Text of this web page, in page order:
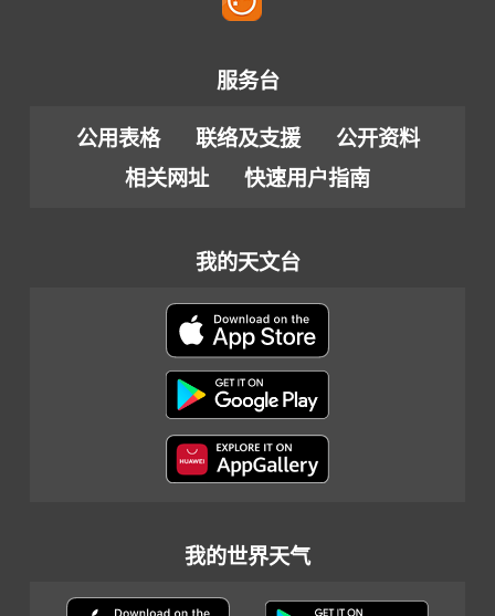
服务台
公用表格 联络及支援
公开资料
相关网址
快速用户指南
我的天文台
我的世界天气